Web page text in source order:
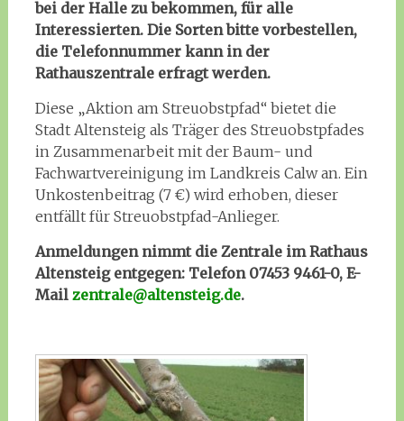
bei der Halle zu bekommen, für alle
Interessierten. Die Sorten bitte vorbestellen,
die Telefonnummer kann in der
Rathauszentrale erfragt werden.
Diese „Aktion am Streuobstpfad“ bietet die
Stadt Altensteig als Träger des Streuobstpfades
in Zusammenarbeit mit der Baum- und
Fachwartvereinigung im Landkreis Calw an. Ein
Unkostenbeitrag (7 €) wird erhoben, dieser
entfällt für Streuobstpfad-Anlieger.
Anmeldungen nimmt die Zentrale im Rathaus
Altensteig entgegen: Telefon 07453 9461-0, E-
Mail zentrale@altensteig.de.